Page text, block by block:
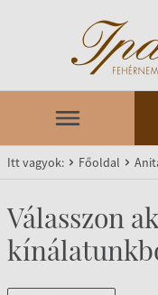
Itt vagyok: Főoldal
Válasszon